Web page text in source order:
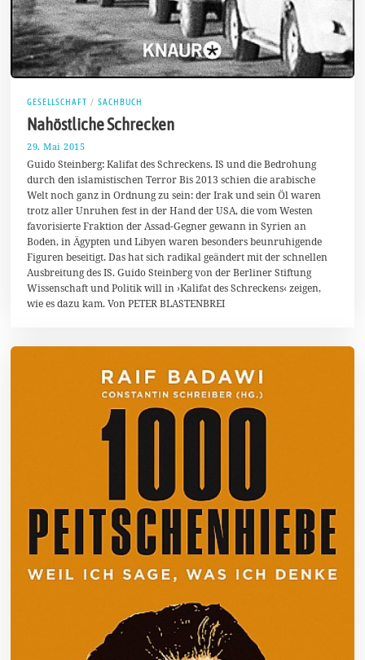
GESELLSCHAFT / SACHBUCH
Nahöstliche Schrecken
29. Mai 2015
.
J
u
n
2
0
1
5
Guido Steinberg: Kalifat des Schreckens. IS und die Bedrohung
durch den islamistischen Terror Bis 2013 schien die arabische
Welt noch ganz in Ordnung zu sein: der Irak und sein Öl waren
trotz aller Unruhen fest in der Hand der USA, die vom Westen
favorisierte Fraktion der Assad-Gegner gewann in Syrien an
Boden, in Ägypten und Libyen waren besonders beunruhigende
Figuren beseitigt. Das hat sich radikal geändert mit der schnellen
Ausbreitung des IS. Guido Steinberg von der Berliner Stiftung
Wissenschaft und Politik will in ›Kalifat des Schreckens‹ zeigen,
wie es dazu kam. Von PETER BLASTENBREI